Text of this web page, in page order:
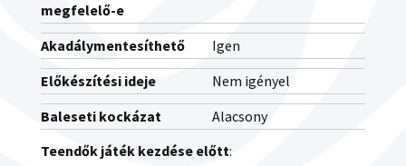
megfelelő-e
Akadálymentesíthető
Igen
Előkészítési ideje
Nem igényel
Baleseti kockázat
Alacsony
Teendők játék kezdése előtt: